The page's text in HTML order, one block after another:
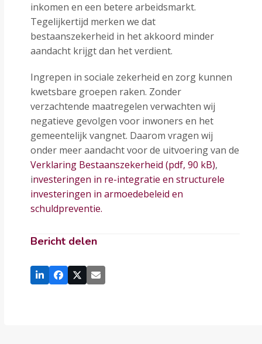
inkomen en een betere arbeidsmarkt.
Tegelijkertijd merken we dat
bestaanszekerheid in het akkoord minder
aandacht krijgt dan het verdient.
Ingrepen in sociale zekerheid en zorg kunnen
kwetsbare groepen raken. Zonder
verzachtende maatregelen verwachten wij
negatieve gevolgen voor inwoners en het
gemeentelijk vangnet. Daarom vragen wij
onder meer aandacht voor de uitvoering van de
Verklaring Bestaanszekerheid (pdf, 90 kB),
investeringen in re-integratie en structurele
investeringen in armoedebeleid en
schuldpreventie.
Bericht delen